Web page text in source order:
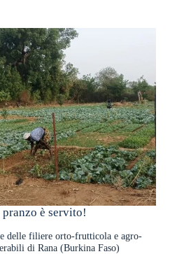
è servito!
delle filiere orto-frutticola e agro-
di Rana (Burkina Faso)